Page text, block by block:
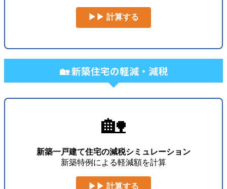
▶▶ 計算する
🏡 新築住宅の軽減・減税
🏡
新築一戸建て住宅の減税シミュレーション
新築特例による軽減額を計算
▶▶ 計算する